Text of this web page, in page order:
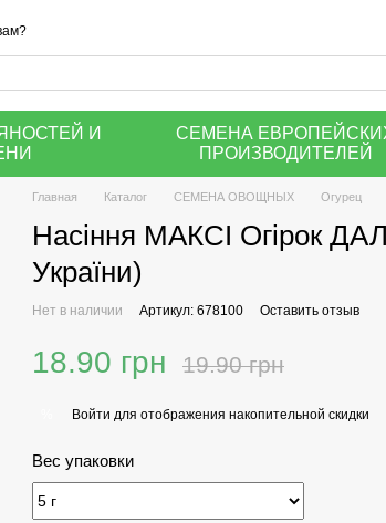
И
СЕМЕНА
ПРОИЗВОДИТЕЛЕЙ
Главная Каталог СЕМЕНА ОВОЩНЫХ Огурец
Насіння МАКСІ Огірок
України)
Нет в наличии Артикул: 678100 Оставить отзыв
18.90 грн 19.90 грн
Войти для отображения накопительной скидки
Вес упаковки